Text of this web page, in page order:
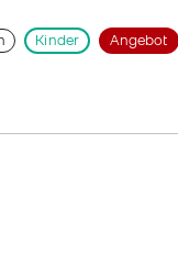
Kinder Angebot